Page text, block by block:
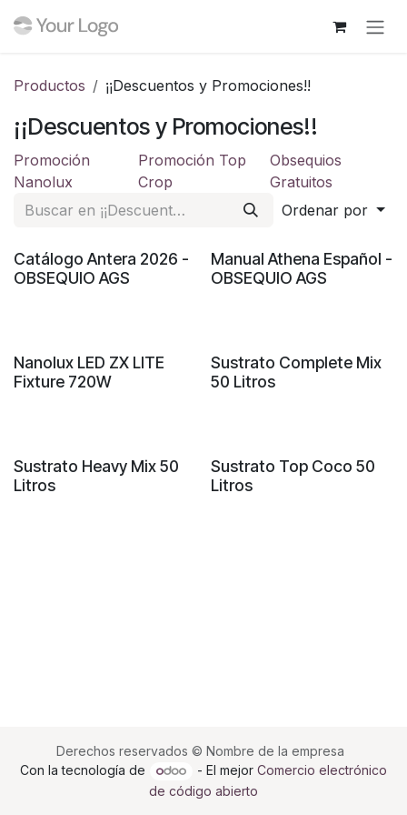
Productos ¡¡Descuentos y Promociones!!
¡¡Descuentos y Promociones!!
Promoción
Nanolux
Promoción Top
Crop
Obsequios
Gratuitos
Ordenar por
Gratuito
Catálogo Antera 2026 -
OBSEQUIO AGS
Gratuito
Manual Athena Español -
OBSEQUIO AGS
Nanolux LED ZX LITE
Fixture 720W
Sustrato Complete Mix
50 Litros
Sustrato Heavy Mix 50
Litros
Sin existencias
Sustrato Top Coco 50
Litros
Derechos reservados © Nombre de la empresa
Con la tecnología de
- El mejor Comercio electrónico
de código abierto